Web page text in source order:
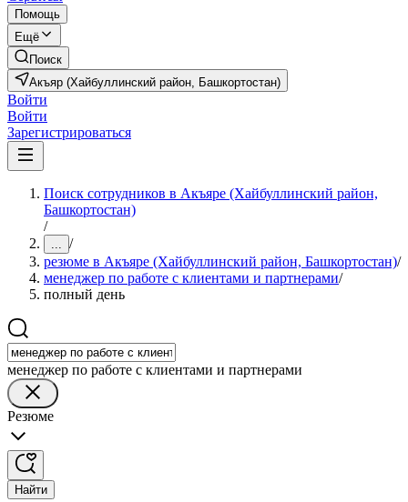
Помощь
Ещё
Поиск
Акъяр (Хайбуллинский район, Башкортостан)
Войти
Войти
Зарегистрироваться
Поиск сотрудников в Акъяре (Хайбуллинский район,
Башкортостан)
/
... /
резюме в Акъяре (Хайбуллинский район, Башкортостан)/
менеджер по работе с клиентами и партнерами/
полный день
менеджер по работе с клиентами и партнерами
Резюме
Найти